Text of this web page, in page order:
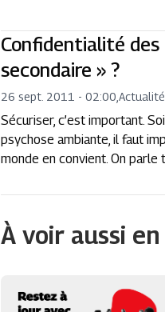
Confidentialité des
secondaire » ?
26 sept. 2011 - 02:00 ,Actualité
Sécuriser, c’est important.
psychose ambiante, il faut
monde en convient. On
À voir aussi